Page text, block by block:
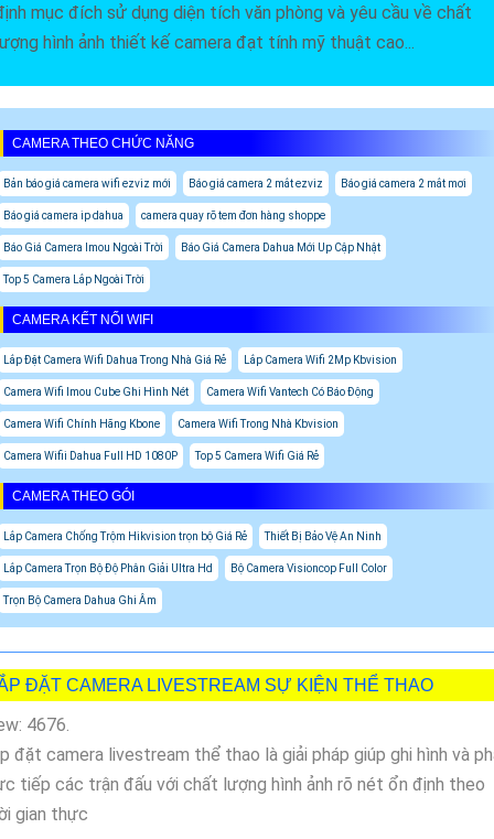
mục đích sử dụng diện tích văn phòng và yêu cầu về chất
hình ảnh thiết kế camera đạt tính mỹ thuật cao...
CAMERA THEO CHỨC NĂNG
Bản báo giá camera wifi ezviz mới Báo giá camera 2 mắt ezviz Báo giá camera 2 mắt mơi
Báo giá camera ip dahua camera quay rõ tem đơn hàng shoppe
Báo Giá Camera Imou Ngoài Trời Báo Giá Camera Dahua Mới Up Cập Nhật
Top 5 Camera Lắp Ngoài Trời
CAMERA KẾT NỐI WIFI
Lắp Đặt Camera Wifi Dahua Trong Nhà Giá Rẻ Lắp Camera Wifi 2Mp Kbvision
Camera Wifi Imou Cube Ghi Hình Nét Camera Wifi Vantech Có Báo Động
Camera Wifi Chính Hãng Kbone Camera Wifi Trong Nhà Kbvision
Camera Wifii Dahua Full HD 1080P Top 5 Camera Wifi Giá Rẻ
CAMERA THEO GÓI
Lắp Camera Chống Trộm Hikvision trọn bộ Giá Rẻ Thiết Bị Bảo Vệ An Ninh
Lắp Camera Trọn Bộ Độ Phân Giải Ultra Hd Bộ Camera Visioncop Full Color
Trọn Bộ Camera Dahua Ghi Âm
ĐẶT CAMERA LIVESTREAM SỰ KIỆN THỂ THAO
4676.
đặt camera livestream thể thao là giải pháp giúp ghi hình và
tiếp các trận đấu với chất lượng hình ảnh rõ nét ổn định theo
gian thực